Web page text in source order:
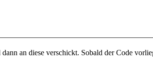
an diese verschickt. Sobald der Code